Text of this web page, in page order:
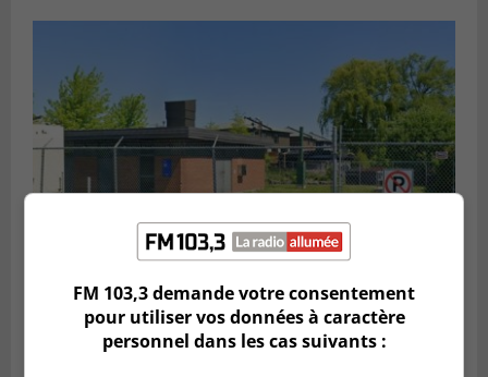
SAINT-HUBERT
Publié le 6 août 2026 à 09h39
Longueuil injecte 1,5 M$ pour moderniser
deux stations de pompage
FM 103,3 demande votre consentement
pour utiliser vos données à caractère
personnel dans les cas suivants :